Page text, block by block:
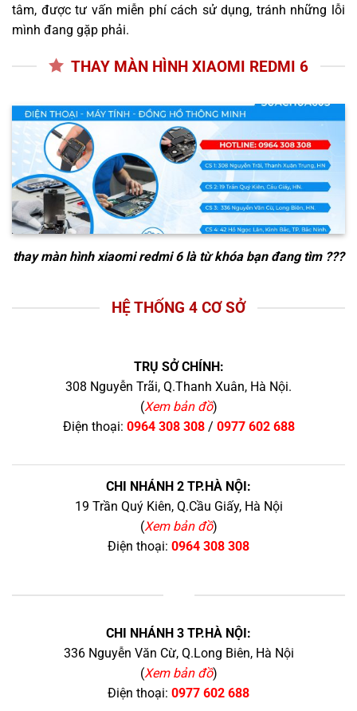
tâm, được tư vấn miễn phí cách sử dụng, tránh những lỗi
mình đang gặp phải.
THAY MÀN HÌNH XIAOMI REDMI 6
thay màn hình xiaomi redmi 6là từ khóa bạn đang tìm ???
HỆ THỐNG 4 CƠ SỞ
TRỤ SỞ CHÍNH:
308 Nguyễn Trãi, Q.Thanh Xuân, Hà Nội.
(Xem bản đồ)
Điện thoại: 0964 308 308/ 0977 602 688
CHI NHÁNH 2 TP.HÀ NỘI:
19 Trần Quý Kiên, Q.Cầu Giấy, Hà Nội
(Xem bản đồ)
Điện thoại: 0964 308 308
CHI NHÁNH 3 TP.HÀ NỘI:
336 Nguyễn Văn Cừ, Q.Long Biên, Hà Nội
(Xem bản đồ)
Điện thoại: 0977 602 688